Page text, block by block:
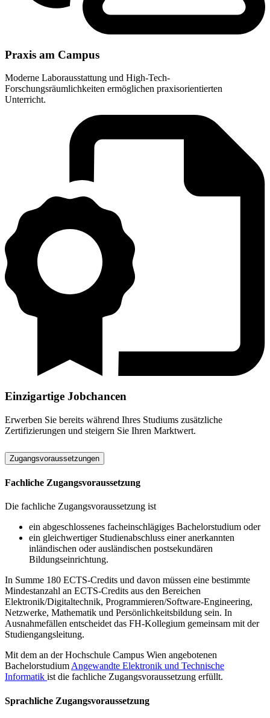
Praxis am Campus
Moderne Laborausstattung und High-Tech-
Forschungsräumlichkeiten ermöglichen praxisorientierten
Unterricht.
Einzigartige Jobchancen
Erwerben Sie bereits während Ihres Studiums zusätzliche
Zertifizierungen und steigern Sie Ihren Marktwert.
Zugangsvoraussetzungen
Fachliche Zugangsvoraussetzung
Die fachliche Zugangsvoraussetzung ist
ein abgeschlossenes facheinschlägiges Bachelorstudium oder
ein gleichwertiger Studienabschluss einer anerkannten
inländischen oder ausländischen postsekundären
Bildungseinrichtung.
In Summe 180 ECTS-Credits und davon müssen eine bestimmte
Mindestanzahl an ECTS-Credits aus den Bereichen
Elektronik/Digitaltechnik, Programmieren/Software-Engineering,
Netzwerke, Mathematik und Persönlichkeitsbildung sein. In
Ausnahmefällen entscheidet das FH-Kollegium gemeinsam mit der
Studiengangsleitung.
Mit dem an der Hochschule Campus Wien angebotenen
Bachelorstudium Angewandte Elektronik und Technische
Informatik ist die fachliche Zugangsvoraussetzung erfüllt.
Sprachliche Zugangsvoraussetzung